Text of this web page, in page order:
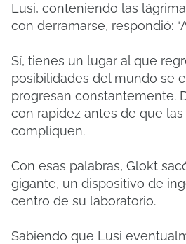
Lusi, conteniendo las
con derramarse, respondió:
Sí, tienes un lugar al que
posibilidades del mundo se
progresan constantemente.
con rapidez antes de que las
compliquen.
Con esas palabras, Glokt
gigante, un dispositivo de
centro de su laboratorio.
Sabiendo que Lusi